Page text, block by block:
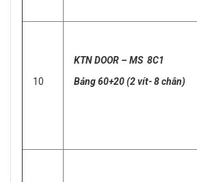
10
KTN DOOR – MS 8C1
Bảng 60+20 (2 vít- 8 chân)